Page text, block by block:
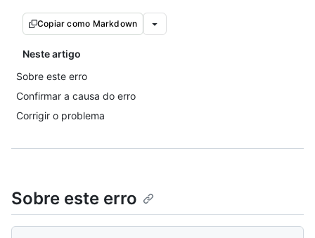
Copiar como Markdown
Neste artigo
Sobre este erro
Confirmar a causa do erro
Corrigir o problema
Sobre este erro